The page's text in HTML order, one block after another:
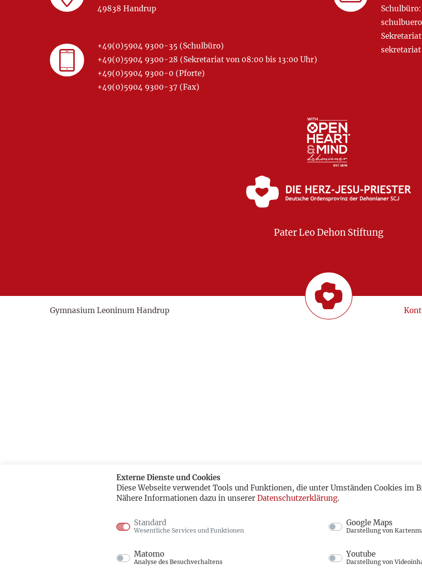
49838 Handrup
+49(0)5904 9300-35 (Schulbüro)
+49(0)5904 9300-28 (Sekretariat von 08:00 bis 13:00 Uhr)
+49(0)5904 9300-0 (Pforte)
+49(0)5904 9300-37 (Fax)
Schulbüro:
Pater Leo Dehon Stiftung
Gymnasium Leoninum Handrup
Externe Dienste und Cookies
Diese Webseite verwendet Tools und Funktionen, die unter Umständen Cookies im
Nähere Informationen dazu in unserer Datenschutzerklärung.
Standard
Wesentliche Services und Funktionen
Google Maps
Darstellung von
Matomo
Analyse des Besuchverhaltens
Youtube
Darstellung von